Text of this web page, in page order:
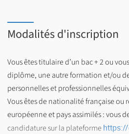
Modalités d'inscription
Vous êtes titulaire d’un bac + 2 ou
diplôme, une autre formation et/ou
personnelles et professionnelles
Vous êtes de nationalité française ou
européenne et pays assimilés : vous
candidature sur la plateforme